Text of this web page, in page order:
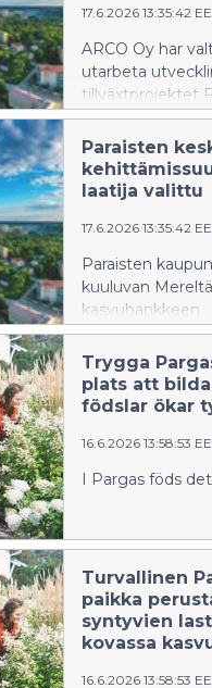
17.6.2026 13:35:42
ARCO Oy har
utarbeta
tillväxtprojektet
som ingår i
Paraisten
laatija valittu
17.6.2026 13:35:42
Paraisten
kuuluvan
kasvuhankkeen
valittu ARCO Oy.
Trygga
plats att
födslar ökar
16.6.2026 13:58:53
I Pargas föds
Turvallinen
paikka
syntyvien
kovassa
16.6.2026 13:58:53